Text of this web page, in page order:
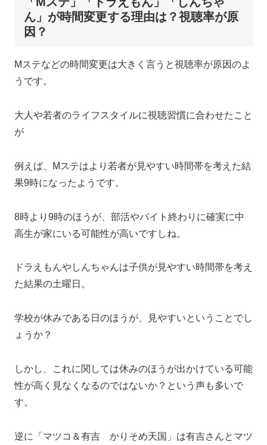
ん」が時間変更する理由は？視聴率が原
因？
Mステなどの時間変更は大きく言うと視聴率が原因のよ
うです。
大人や若者のライフスタイルに視聴習慣に合わせたこと
が
例えば、Mステはより若者が見やすい時間帯を考えた結
果9時になったようです。
8時より9時のほうが、部活やバイト終わりに確実に中
高生が家にいる可能性が高いですしね。
ドラえもんやしんちゃんは子供が見やすい時間帯を考え
た結果の土曜日。
学校が休みである日のほうが、見やすいということでし
ょうか？
しかし、これに関しては休みのほうが出かけている可能
性が高く見なくなるのではないか？という声も多いで
す。
逆に「マツコ＆有吉 かりそめ天国」は有吉さんとマツ